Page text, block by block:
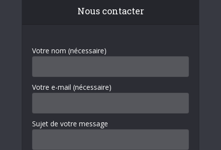
Nous contacter
Votre nom (nécessaire)
Votre e-mail (nécessaire)
Sujet de votre message